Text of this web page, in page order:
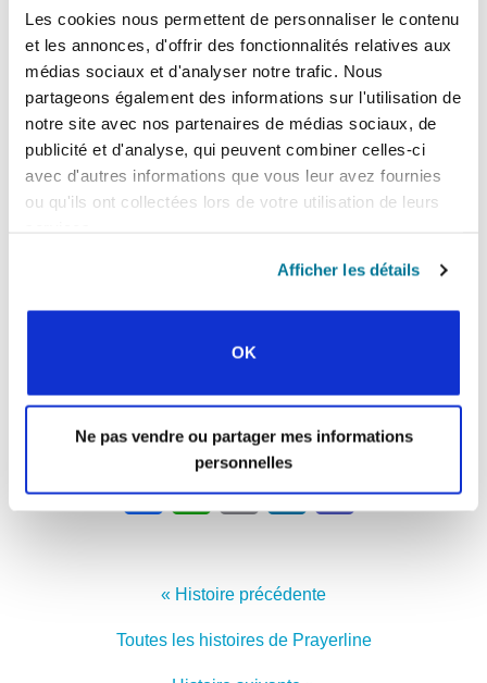
Les cookies nous permettent de personnaliser le contenu
et les annonces, d'offrir des fonctionnalités relatives aux
médias sociaux et d'analyser notre trafic. Nous
partageons également des informations sur l'utilisation de
notre site avec nos partenaires de médias sociaux, de
publicité et d'analyse, qui peuvent combiner celles-ci
avec d'autres informations que vous leur avez fournies
ou qu'ils ont collectées lors de votre utilisation de leurs
Afficher les détails
OK
Ne pas vendre ou partager mes informations
personnelles
qui nous permet de parler ouvertement de notre foi,
mais nous sommes préoccupés par l’intolérance
rencontrée dans certaines régions et communautés.
La dévotion religieuse est grande, mais les gens ne
connaissent pas l’amour du Christ. »
Priez pour les étudiants en Inde, afin que
malgré ces pressions et ces aspirations, ils
« s’arrêtent » et découvrent l’amour du
avec Srinivas, Shashank
prendre connaissance de leurs requêtes et des
entier sur lapage des Cartes de prière, et accéder
centre de ressources
pour plus de contenu
afin de vous aider à prier ce jour-là.
Partager: FacebookWhatsApp
EmailLinkedInTeams
« Histoire précédente
Toutes les histoires de Prayerline